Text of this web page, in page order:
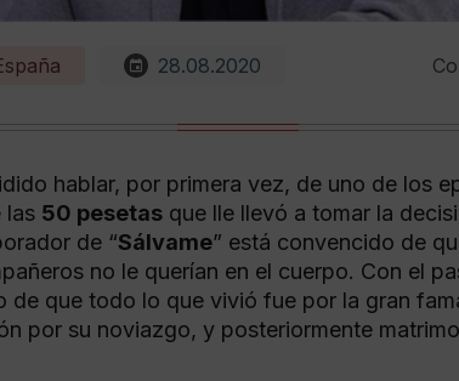
28.08.2020
hablar, por primera vez, de uno de los
las 50 pesetas que lle llevó a tomar la
de “Sálvame” está convencido de
no le querían en el cuerpo. Con el
de que todo lo que vivió fue por la gran
por su noviazgo, y posteriormente